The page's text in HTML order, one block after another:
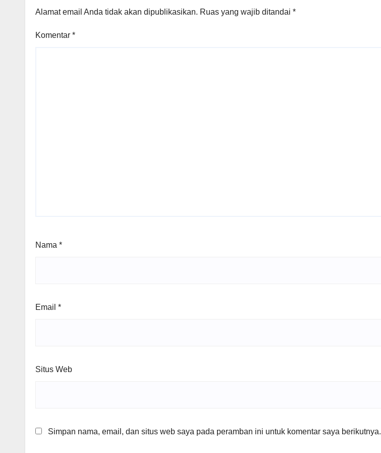
Alamat email Anda tidak akan dipublikasikan. Ruas yang wajib ditandai *
Komentar *
Nama *
Email *
Situs Web
Simpan nama, email, dan situs web saya pada peramban ini untuk komentar saya berikutnya.